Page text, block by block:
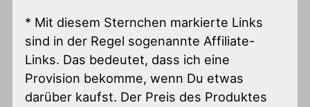
* Mit diesem Sternchen markierte Links
sind in der Regel sogenannte Affiliate-
Links. Das bedeutet, dass ich eine
Provision bekomme, wenn Du etwas
darüber kaufst. Der Preis des Produktes